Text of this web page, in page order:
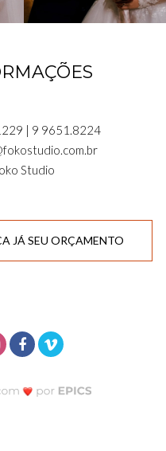
| 9 9651.8224
Studio
JÁ SEU ORÇAMENTO